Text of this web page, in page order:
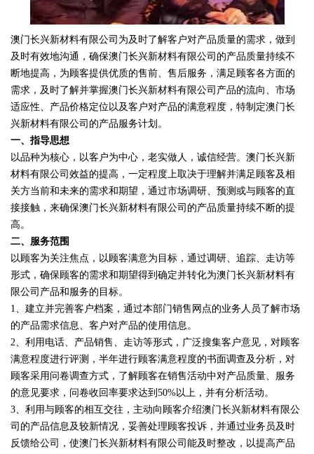
澳门长兴新材料有限公司为及时了解客户对产品质量的需求，做到
及时有效地沟通，确保澳门长兴新材料有限公司的产品质量持续不
断地提高，为顾客提供优质的售前、售后服务，满足顾客各方面的
需求，及时了解并掌握澳门长兴新材料有限公司产品的流向、市场
适应性、产品价格定位以及客户对产品的满意程度，特制定澳门长
兴新材料有限公司的产品服务计划。
一、指导思想
以品种为核心，以客户为中心，老实做人，诚信经营。澳门长兴新
材料有限公司效益的提高，一定程度上取决于理解并满足顾客及相
关方当前和未来的需求和期望，通过市场调研、预测或与顾客的直
接接触，来确保澳门长兴新材料有限公司的产品质量持续不断的提
高。
二、服务范围
以顾客为关注焦点，以顾客满意为目标，通过调研、追踪、走访等
形式，确保顾客的需求和期望得到确定并转化为澳门长兴新材料有
限公司产品和服务的目标。
1、建立并完善客户档案，通过本部门销售网点的业务人员了解市场
的产品需求信息、客户对产品的使用信息。
2、利用电话、产品销售、走访等形式，广泛搜集客户意见，对顾客
满意程度进行评测，半年进行顾客满意程度的书面调查及分析，对
顾客采用问卷调查方式，了解顾客在销售活动中对产品质量、服务
的意见要求，问卷收回率要求达到50%以上，并有分析活动。
3、利用与顾客的相互交往，主动向顾客介绍澳门长兴新材料有限公
司的产品信息及较新情况，妥善处理顾客投诉，并通过业务员及时
反馈给公司，使澳门长兴新材料有限公司能及时整改，以提高产品